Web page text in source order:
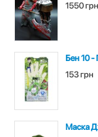
1550 грн
Бен 10 -
153 грн
Маска